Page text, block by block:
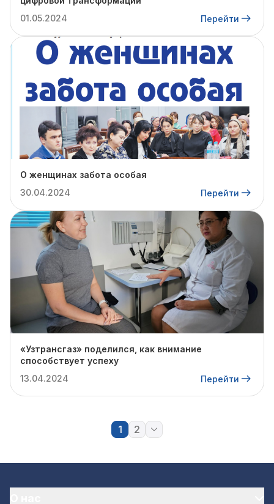
01.05.2024
Перейти
О женщинах забота особая
30.04.2024
Перейти
«Узтрансгаз» поделился, как внимание
способствует успеху
13.04.2024
Перейти
1 2